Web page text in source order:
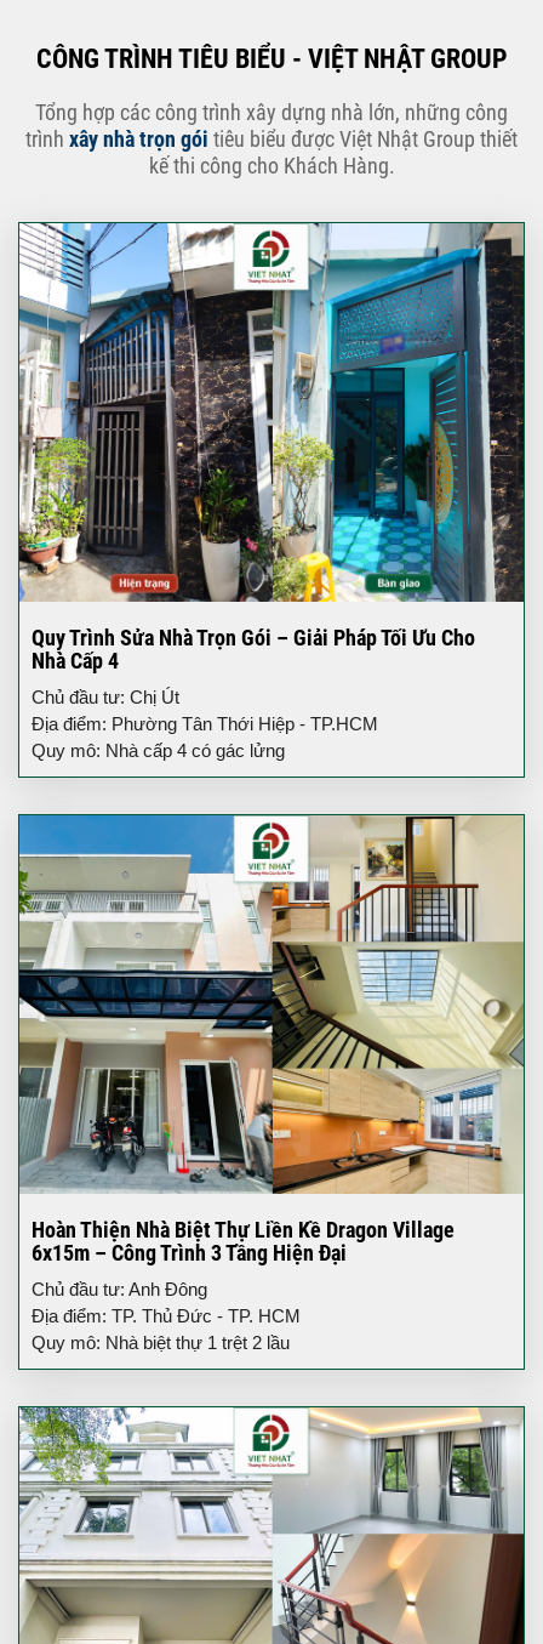
CÔNG TRÌNH TIÊU BIỂU - VIỆT NHẬT GROUP
Tổng hợp các công trình xây dựng nhà lớn, những công
trình xây nhà trọn gói tiêu biểu được Việt Nhật Group thiết
kế thi công cho Khách Hàng.
Quy Trình Sửa Nhà Trọn Gói – Giải Pháp Tối Ưu Cho
Nhà Cấp 4
Chủ đầu tư: Chị Út
Địa điểm: Phường Tân Thới Hiệp - TP.HCM
Quy mô: Nhà cấp 4 có gác lửng
Hoàn Thiện Nhà Biệt Thự Liền Kề Dragon Village
6x15m – Công Trình 3 Tầng Hiện Đại
Chủ đầu tư: Anh Đông
Địa điểm: TP. Thủ Đức - TP. HCM
Quy mô: Nhà biệt thự 1 trệt 2 lầu